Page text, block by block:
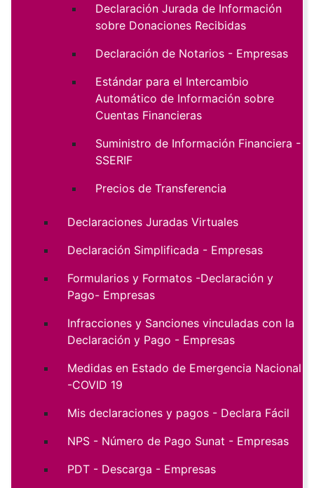
Declaración Jurada de Información
sobre Donaciones Recibidas
Declaración de Notarios - Empresas
Estándar para el Intercambio
Automático de Información sobre
Cuentas Financieras
Suministro de Información Financiera -
SSERIF
Precios de Transferencia
Declaraciones Juradas Virtuales
Declaración Simplificada - Empresas
Formularios y Formatos -Declaración y
Pago- Empresas
Infracciones y Sanciones vinculadas con la
Declaración y Pago - Empresas
Medidas en Estado de Emergencia Nacional
-COVID 19
Mis declaraciones y pagos - Declara Fácil
NPS - Número de Pago Sunat - Empresas
PDT - Descarga - Empresas